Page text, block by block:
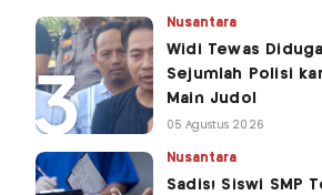
Nusantara
Widi Tewas
Sejumlah Polisi
Main Judol
05 Agustus 2026
Nusantara
Sadis! Siswi SMP